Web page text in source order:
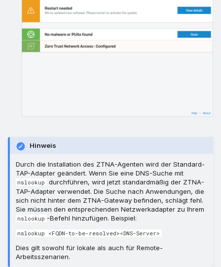
Hinweis
Durch die Installation des ZTNA-Agenten wird der Standard-
TAP-Adapter geändert. Wenn Sie eine DNS-Suche mit
nslookup durchführen, wird jetzt standardmäßig der ZTNA-
TAP-Adapter verwendet. Die Suche nach Anwendungen, die
sich nicht hinter dem ZTNA-Gateway befinden, schlägt fehl.
Sie müssen den entsprechenden Netzwerkadapter zu Ihrem
nslookup -Befehl hinzufügen. Beispiel:
nslookup <FQDN-to-be-resolved><DNS-Server>
Dies gilt sowohl für lokale als auch für Remote-
Arbeitsszenarien.